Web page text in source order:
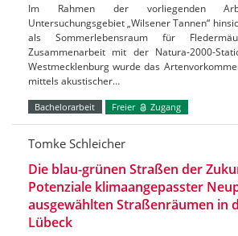
Im Rahmen der vorliegenden
Untersuchungsgebiet „Wilsener Tannen“
als Sommerlebensraum für
Zusammenarbeit mit der Natura-2000-
Westmecklenburg wurde das
mittels akustischer…
Bachelorarbeit Freier Zugang
Tomke Schleicher
Die blau-grünen Straßen der
Potenziale klimaangepasster
ausgewählten Straßenräumen in
Lübeck